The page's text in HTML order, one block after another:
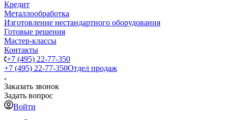
Кредит
Металлообработка
Изготовление нестандартного оборудования
Готовые решения
Мастер-классы
Контакты
+7 (495) 22-77-350
+7 (495) 22-77-350Отдел продаж
Заказать звонок
Задать вопрос
Войти